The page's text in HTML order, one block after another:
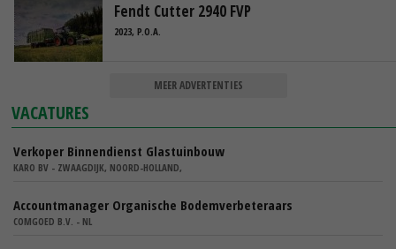
Fendt Cutter 2940 FVP
2023, P.O.A.
MEER ADVERTENTIES
VACATURES
Verkoper Binnendienst Glastuinbouw
KARO BV - ZWAAGDIJK, NOORD-HOLLAND,
Accountmanager Organische Bodemverbeteraars
COMGOED B.V. - NL